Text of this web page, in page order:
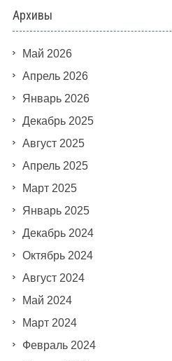
Архивы
Май 2026
Апрель 2026
Январь 2026
Декабрь 2025
Август 2025
Апрель 2025
Март 2025
Январь 2025
Декабрь 2024
Октябрь 2024
Август 2024
Май 2024
Март 2024
Февраль 2024